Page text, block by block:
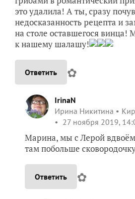
это удалила! А ты, сразу
недосказанность рецепта и
на столе оставшегося
к нашему шалашу!
Ответить ✿
IrinaN
Ирина Никитина
27 ноября 2019,
Марина, мы с Лерой
там побольше
Ответить ✿